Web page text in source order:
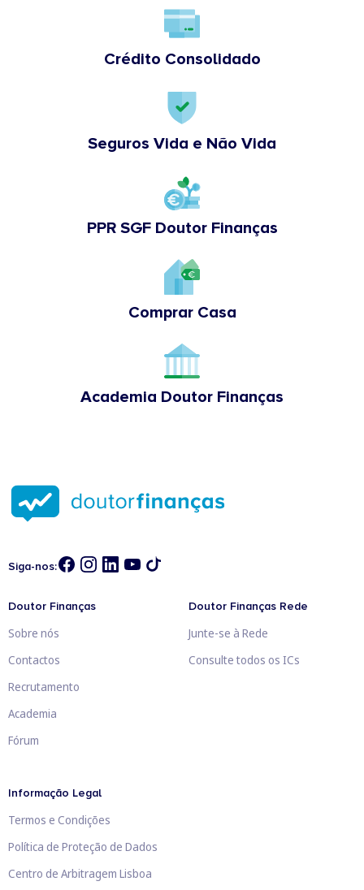
Crédito Consolidado
Seguros Vida e Não Vida
PPR SGF Doutor Finanças
Comprar Casa
Academia Doutor Finanças
Siga-nos:
Doutor Finanças
Sobre nós
Contactos
Recrutamento
Academia
Fórum
Doutor Finanças Rede
Junte-se à Rede
Consulte todos os ICs
Informação Legal
Termos e Condições
Política de Proteção de Dados
Centro de Arbitragem Lisboa